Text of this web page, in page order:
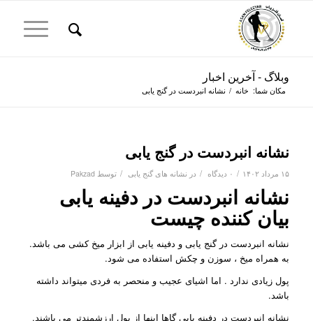
وبلاگ - آخرین اخبار
مکان شما: خانه / نشانه انبردست در گنج یابی
نشانه انبردست در گنج یابی
۱۵ مرداد ۱۴۰۲ / ۰ دیدگاه / در نشانه های گنج یابی / توسط Pakzad
نشانه انبردست در دفینه یابی
بیان کننده چیست
نشانه انبردست در گنج یابی و دفینه یابی از ابزار میخ کشی می باشد.
به همراه میخ ، سوزن و چکش استفاده می شود.
پول زیادی ندارد . اما اشیای عجیب و منحصر به فردی میتواند داشته
باشد.
نشانه انبردست در دفینه یابی گاها اینها از پول ارزشمندتر می باشند.